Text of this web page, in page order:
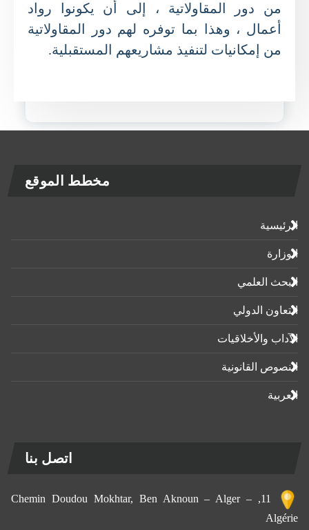
من دور المقاولاتية ، إلى أن يكونوا رواد
أعمال ، وهذا بما توفره لهم دور المقاولاتية
من إمكانيات لتنفيذ مشاريعهم المستقبلية.
مخطط الموقع
الرئيسية
الوزارة
البحث العلمي
التعاون الدولي
الآداب واﻷخلاقيات
النصوص القانونية
العربية
اتصل بنا
11, Chemin Doudou Mokhtar, Ben Aknoun – Alger –
Algérie